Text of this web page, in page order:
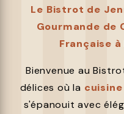
Le Bistrot de
Gourmande de
Française
Bienvenue au
délices où la
s'épanouit avec